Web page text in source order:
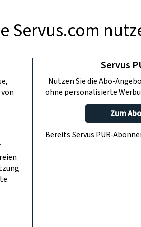
Juni –
durch das
Wann ist der
Sommer wirklich
Servus.com
Servus
Nutzen Sie die Abo-
ohne personalisierte
Zum
Bereits Servus PUR-